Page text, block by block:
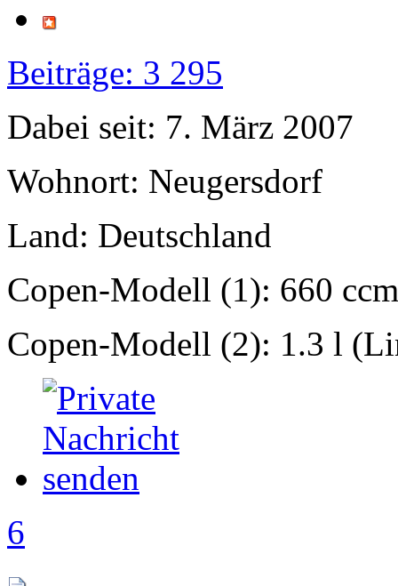
Beiträge: 3 295
Dabei seit: 7. März 2007
Wohnort: Neugersdorf
Land: Deutschland
Copen-Modell (1): 660
Copen-Modell (2): 1.3 l
6